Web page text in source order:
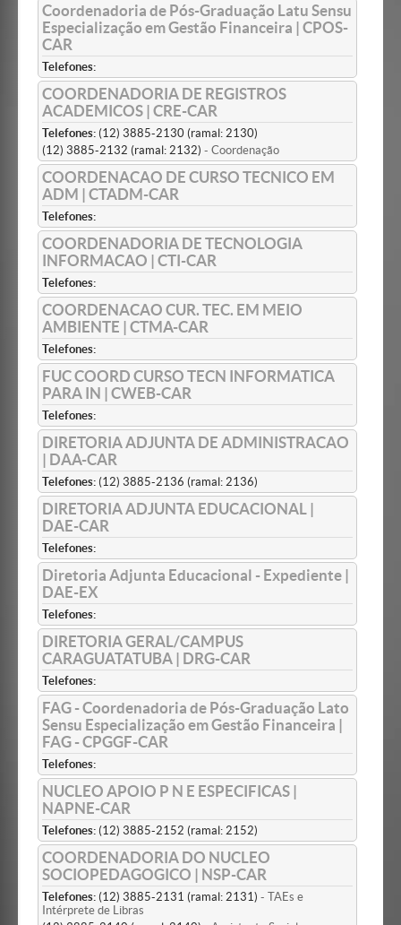
Coordenadoria de Pós-Graduação Latu Sensu
Especialização em Gestão Financeira | CPOS-
CAR
Telefones:
COORDENADORIA DE REGISTROS
ACADEMICOS | CRE-CAR
Telefones: (12) 3885-2130 (ramal: 2130)
(12) 3885-2132 (ramal: 2132) - Coordenação
COORDENACAO DE CURSO TECNICO EM
ADM | CTADM-CAR
Telefones:
COORDENADORIA DE TECNOLOGIA
INFORMACAO | CTI-CAR
Telefones:
COORDENACAO CUR. TEC. EM MEIO
AMBIENTE | CTMA-CAR
Telefones:
FUC COORD CURSO TECN INFORMATICA
PARA IN | CWEB-CAR
Telefones:
DIRETORIA ADJUNTA DE ADMINISTRACAO
| DAA-CAR
Telefones: (12) 3885-2136 (ramal: 2136)
DIRETORIA ADJUNTA EDUCACIONAL |
DAE-CAR
Telefones:
Diretoria Adjunta Educacional - Expediente |
DAE-EX
Telefones:
DIRETORIA GERAL/CAMPUS
CARAGUATATUBA | DRG-CAR
Telefones:
FAG - Coordenadoria de Pós-Graduação Lato
Sensu Especialização em Gestão Financeira |
FAG - CPGGF-CAR
Telefones:
NUCLEO APOIO P N E ESPECIFICAS |
NAPNE-CAR
Telefones: (12) 3885-2152 (ramal: 2152)
COORDENADORIA DO NUCLEO
SOCIOPEDAGOGICO | NSP-CAR
Telefones: (12) 3885-2131 (ramal: 2131) - TAEs e
Intérprete de Libras